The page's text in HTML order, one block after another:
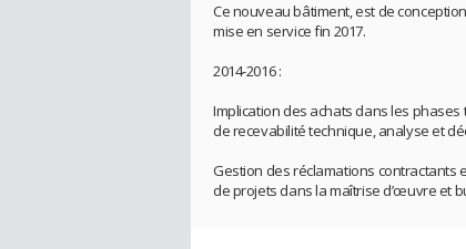
Ce nouveau bâtiment, est de
mise en service fin 2017.
2014-2016 :
Implication des achats dans les
de recevabilité technique, analyse et
Gestion des réclamations contractants
de projets dans la maîtrise d’œuvre et